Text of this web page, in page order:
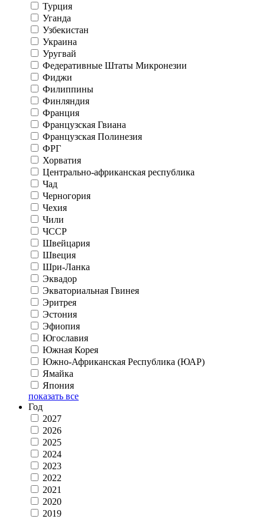
Турция
Уганда
Узбекистан
Украина
Уругвай
Федеративные Штаты Микронезии
Фиджи
Филиппины
Финляндия
Франция
Французская Гвиана
Французская Полинезия
ФРГ
Хорватия
Центрально-африканская республика
Чад
Черногория
Чехия
Чили
ЧССР
Швейцария
Швеция
Шри-Ланка
Эквадор
Экваториальная Гвинея
Эритрея
Эстония
Эфиопия
Югославия
Южная Корея
Южно-Африканская Республика (ЮАР)
Ямайка
Япония
показать все
Год
2027
2026
2025
2024
2023
2022
2021
2020
2019